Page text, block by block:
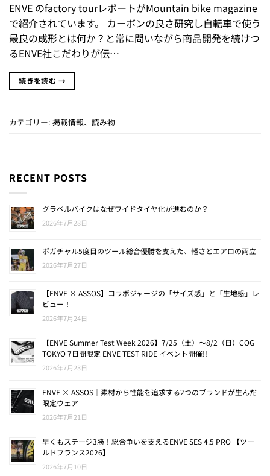
ENVE のfactory tourレポートがMountain bike magazine
で紹介されています。 カーボンの良さ研究し自転車で使う
最良の成形とは何か？と常に問いながら商品開発を続けつ
るENVE社こだわりが伝…
続きを読む →
カテゴリー: 掲載情報、 読み物
RECENT POSTS
グラベルバイクはなぜワイドタイヤ化が進むのか？
2026年7月28日
ポガチャル5度目のツール総合優勝を支えた、軽さとエアロの両立
2026年7月27日
【ENVE × ASSOS】コラボジャージの「サイズ感」と「生地感」レ
ビュー！
2026年7月24日
【ENVE Summer Test Week 2026】7/25（土）〜8/2（日）COG
TOKYO 7日間限定 ENVE TEST RIDE イベント開催!!
2026年7月23日
ENVE × ASSOS｜素材から性能を追求する2つのブランドが生んだ
限定ウェア
2026年7月21日
早くもステージ3勝！総合争いを支えるENVE SES 4.5 PRO 【ツー
ルドフランス2026】
2026年7月10日